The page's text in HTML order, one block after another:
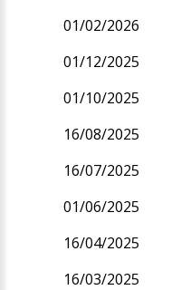
01/02/2026
01/12/2025
01/10/2025
16/08/2025
16/07/2025
01/06/2025
16/04/2025
16/03/2025